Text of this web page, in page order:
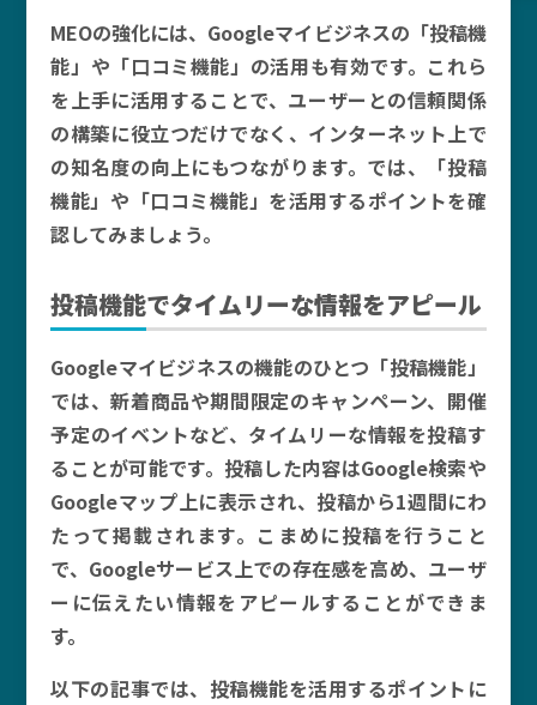
MEOの強化には、Googleマイビジネスの「投稿機
能」や「口コミ機能」の活用も有効です。これら
を上手に活用することで、ユーザーとの信頼関係
の構築に役立つだけでなく、インターネット上で
の知名度の向上にもつながります。では、「投稿
機能」や「口コミ機能」を活用するポイントを確
認してみましょう。
投稿機能でタイムリーな情報をアピール
Googleマイビジネスの機能のひとつ「投稿機能」
では、新着商品や期間限定のキャンペーン、開催
予定のイベントなど、タイムリーな情報を投稿す
ることが可能です。投稿した内容はGoogle検索や
Googleマップ上に表示され、投稿から1週間にわ
たって掲載されます。こまめに投稿を行うこと
で、Googleサービス上での存在感を高め、ユーザ
ーに伝えたい情報をアピールすることができま
す。
以下の記事では、投稿機能を活用するポイントに